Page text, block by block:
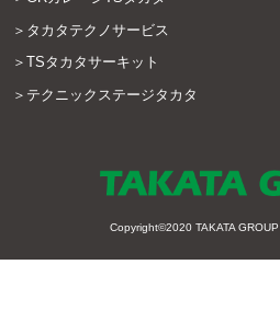
タカタテクノサービス
TSタカタサーキット
テクニックステージタカタ
Copyright©2020 TAKATA GROUP